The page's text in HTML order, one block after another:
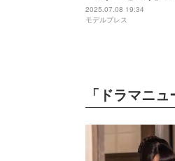
会での“匂わせ”投稿
じる」「仲良しで可
2025.07.08 19:34
モデルプレス
「ドラマニ